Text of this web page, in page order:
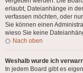
erlaubt, Dateianhänge in
verfassen möchten, oder
Sie können einen
wieso Sie keine
Nach oben
Weshalb wurde ich
In jedem Board gibt es